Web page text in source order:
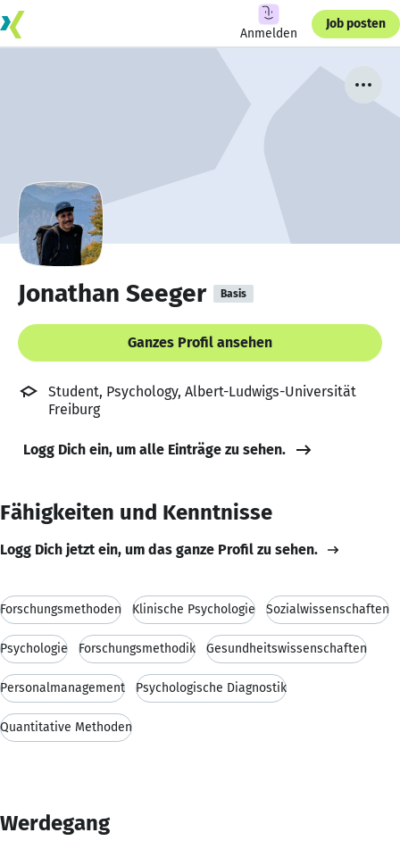
Anmelden
Job posten
Jonathan Seeger Basis
Ganzes Profil ansehen
Student, Psychology, Albert-Ludwigs-Universität
Freiburg
Logg Dich ein, um alle Einträge zu sehen.
Fähigkeiten und Kenntnisse
Logg Dich jetzt ein, um das ganze Profil zu sehen.
Forschungsmethoden Klinische Psychologie Sozialwissenschaften
Psychologie Forschungsmethodik Gesundheitswissenschaften
Personalmanagement Psychologische Diagnostik
Quantitative Methoden
Werdegang